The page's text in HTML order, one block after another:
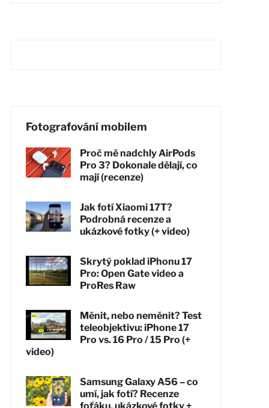
Fotografování mobilem
Proč mě nadchly AirPods
Pro 3? Dokonale dělají, co
mají (recenze)
Jak fotí Xiaomi 17T?
Podrobná recenze a
ukázkové fotky (+ video)
Skrytý poklad iPhonu 17
Pro: Open Gate video a
ProRes Raw
Měnit, nebo neměnit? Test
teleobjektivu: iPhone 17
Pro vs. 16 Pro / 15 Pro (+
video)
Samsung Galaxy A56 – co
umí, jak fotí? Recenze